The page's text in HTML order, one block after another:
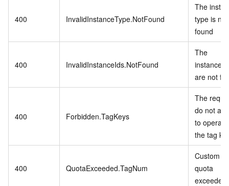
400 InvalidInstanceType.NotFound
The
type is not
found
400 InvalidInstanceIds.NotFound
The
are not
400 Forbidden.TagKeys
The
do not
to operate
the tag
400 QuotaExceeded.TagNum
Custom
quota
exceeded